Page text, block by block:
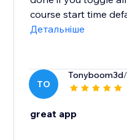
course start time
Детальніше
TO
Tonyboom3d
great app